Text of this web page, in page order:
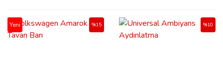
Yeni %15 %10